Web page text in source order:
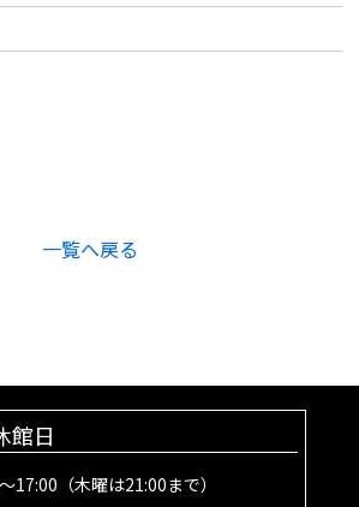
一覧へ戻る
館日
（木曜は21:00まで）